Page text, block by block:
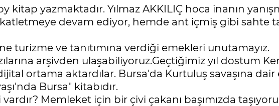
yazmaktadır. Yılmaz AKKILIÇ hoca inanın
devam ediyor, hemde ant içmiş gibi sahte
turizme ve tanıtımına verdiği emekleri unutamayız.
arşivden ulaşabiliyoruz.Geçtiğimiz yıl dostum
ortama aktardılar. Bursa'da Kurtuluş savaşına
Bursa" kitabıdır.
Memleket için bir çivi çakanı başımızda